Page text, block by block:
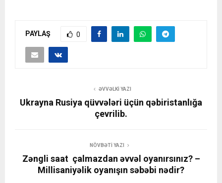
PAYLAŞ 0
ƏVVƏLKI YAZI
Ukrayna Rusiya qüvvələri üçün qəbiristanlığa
çevrilib.
NÖVBƏTI YAZI
Zəngli saat çalmazdan əvvəl oyanırsınız? –
Millisaniyəlik oyanışın səbəbi nədir?